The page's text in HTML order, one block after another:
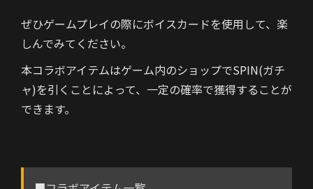
ぜひゲームプレイの際にボイスカードを使用して、楽
しんでみてください。
本コラボアイテムはゲーム内のショップでSPIN(ガチ
ャ)を引くことによって、一定の確率で獲得することが
できます。